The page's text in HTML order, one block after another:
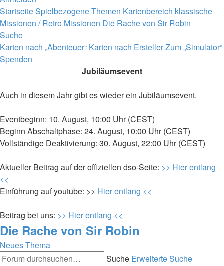
StartseiteSpielbezogene Themen Kartenbereich klassische
Missionen / Retro Missionen Die Rache von Sir Robin
Suche
Karten nach „Abenteuer“ Karten nach ErstellerZum „Simulator“
Spenden
Jubiläumsevent
Auch in diesem Jahr gibt es wieder ein Jubiläumsevent.
Eventbeginn: 10. August, 10:00 Uhr (CEST)
Beginn Abschaltphase: 24. August, 10:00 Uhr (CEST)
Vollständige Deaktivierung: 30. August, 22:00 Uhr (CEST)
Aktueller Beitrag auf der offiziellen dso-Seite: >> Hier entlang
<<
Einführung auf youtube: >> Hier entlang <<
Beitrag bei uns: >> Hier entlang <<
Die Rache von Sir Robin
Neues Thema
Suche Erweiterte Suche